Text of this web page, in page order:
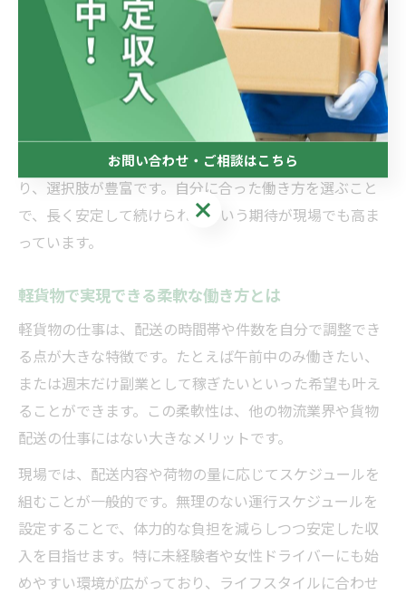
例えば、日中に集中して働きたい方は安定した収入が期
待でき、時間に融通を利かせたい方は家事や育児と両立
しやすい環境が整っています。
このように、軽貨物ドライバーは自分の希望に合わせて
働き方を決められるため、幅広い層から注目されていま
す。実際、企業便や個人宅配送などの多様な案件があ
り、選択肢が豊富です。自分に合った働き方を選ぶこと
で、長く安定して続けられるという期待が現場でも高ま
っています。
軽貨物で実現できる柔軟な働き方とは
軽貨物の仕事は、配送の時間帯や件数を自分で調整でき
る点が大きな特徴です。たとえば午前中のみ働きたい、
または週末だけ副業として稼ぎたいといった希望も叶え
ることができます。この柔軟性は、他の物流業界や貨物
配送の仕事にはない大きなメリットです。
現場では、配送内容や荷物の量に応じてスケジュールを
組むことが一般的です。無理のない運行スケジュールを
設定することで、体力的な負担を減らしつつ安定した収
入を目指せます。特に未経験者や女性ドライバーにも始
めやすい環境が広がっており、ライフスタイルに合わせ
お問い合わせ・ご相談はこちら
お問い合わせ・ご相談はこちら